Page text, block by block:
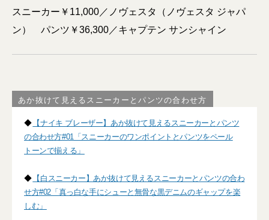
スニーカー￥11,000／ノヴェスタ（ノヴェスタ ジャパ
ン） パンツ￥36,300／キャプテン サンシャイン
あか抜けて見えるスニーカーとパンツの合わせ方
◆ 【ナイキ ブレーザー】あか抜けて見えるスニーカーとパンツ
の合わせ方#01「スニーカーのワンポイントとパンツをペール
トーンで揃える」
◆ 【白スニーカー】あか抜けて見えるスニーカーとパンツの合わ
せ方#02「真っ白な手にシューと無骨な黒デニムのギャップを楽
しむ」